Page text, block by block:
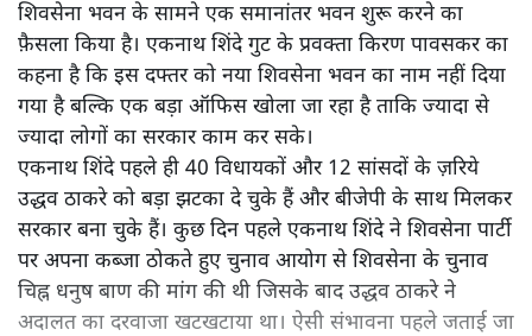
शिवसेना भवन के सामने एक समानांतर भवन शुरू करने का
फ़ैसला किया है। एकनाथ शिंदे गुट के प्रवक्ता किरण पावसकर का
कहना है कि इस दफ्तर को नया शिवसेना भवन का नाम नहीं दिया
गया है बल्कि एक बड़ा ऑफिस खोला जा रहा है ताकि ज्यादा से
ज्यादा लोगों का सरकार काम कर सके।
एकनाथ शिंदे पहले ही 40 विधायकों और 12 सांसदों के ज़रिये
उद्धव ठाकरे को बड़ा झटका दे चुके हैं और बीजेपी के साथ मिलकर
सरकार बना चुके हैं। कुछ दिन पहले एकनाथ शिंदे ने शिवसेना पार्टी
पर अपना कब्जा ठोकते हुए चुनाव आयोग से शिवसेना के चुनाव
चिह्न धनुष बाण की मांग की थी जिसके बाद उद्धव ठाकरे ने
अदालत का दरवाजा खटखटाया था। ऐसी संभावना पहले जताई जा